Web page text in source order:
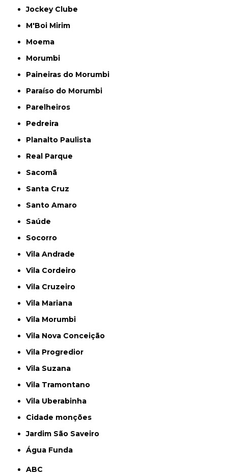
Jockey Clube
M'Boi Mirim
Moema
Morumbi
Paineiras do Morumbi
Paraíso do Morumbi
Parelheiros
Pedreira
Planalto Paulista
Real Parque
Sacomã
Santa Cruz
Santo Amaro
Saúde
Socorro
Vila Andrade
Vila Cordeiro
Vila Cruzeiro
Vila Mariana
Vila Morumbi
Vila Nova Conceição
Vila Progredior
Vila Suzana
Vila Tramontano
Vila Uberabinha
cidade monções
jardim São Saveiro
Água Funda
ABC